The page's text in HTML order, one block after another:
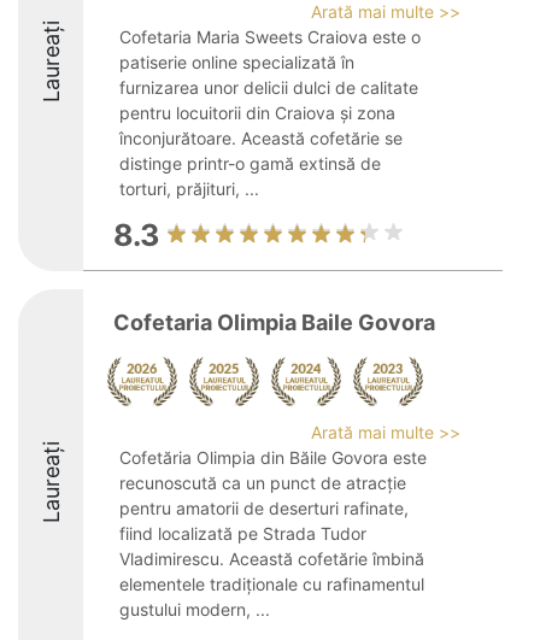
Laureați
Arată mai multe >>
Cofetaria Maria Sweets Craiova este o
patiserie online specializată în
furnizarea unor delicii dulci de calitate
pentru locuitorii din Craiova și zona
înconjurătoare. Această cofetărie se
distinge printr-o gamă extinsă de
torturi, prăjituri, ...
8.3
Laureați
Cofetaria Olimpia Baile Govora
Arată mai multe >>
Cofetăria Olimpia din Băile Govora este
recunoscută ca un punct de atracție
pentru amatorii de deserturi rafinate,
fiind localizată pe Strada Tudor
Vladimirescu. Această cofetărie îmbină
elementele tradiționale cu rafinamentul
gustului modern, ...